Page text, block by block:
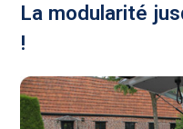
La modularité
!